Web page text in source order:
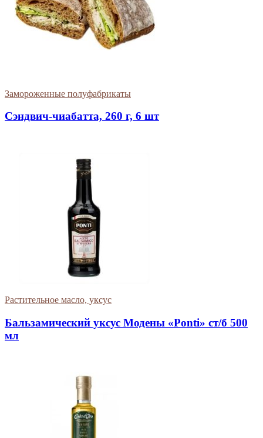
Замороженные полуфабрикаты
Сэндвич-чиабатта, 260 г, 6 шт
Растительное масло, уксус
Бальзамический уксус Модены «Ponti» ст/б 500
мл